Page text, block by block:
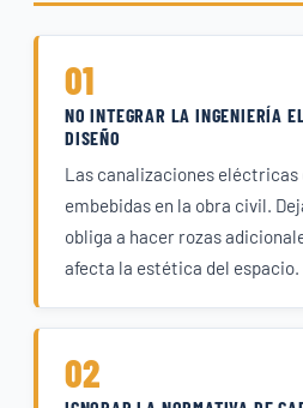
01
NO INTEGRAR LA INGENIERÍA
DISEÑO
Las canalizaciones eléctricas
embebidas en la obra civil.
obliga a hacer rozas
afecta la estética del espacio.
02